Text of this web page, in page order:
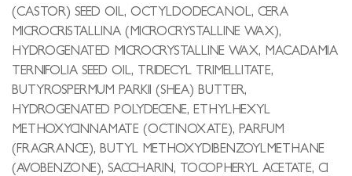
(CASTOR) SEED OIL, OCTYLDODECANOL, CERA
MICROCRISTALLINA (MICROCRYSTALLINE WAX),
HYDROGENATED MICROCRYSTALLINE WAX, MACADAMIA
TERNIFOLIA SEED OIL, TRIDECYL TRIMELLITATE,
BUTYROSPERMUM PARKII (SHEA) BUTTER,
HYDROGENATED POLYDECENE, ETHYLHEXYL
METHOXYCINNAMATE (OCTINOXATE), PARFUM
(FRAGRANCE), BUTYL METHOXYDIBENZOYLMETHANE
(AVOBENZONE), SACCHARIN, TOCOPHERYL ACETATE, CI